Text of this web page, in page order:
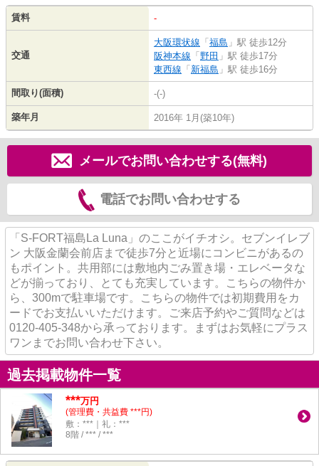
賃料 -
交通
大阪環状線 「 福島 」駅 徒歩12分
阪神本線 「 野田 」駅 徒歩17分
東西線 「 新福島 」駅 徒歩16分
間取り(面積) -(-)
築年月 2016年 1月(築10年)
メールでお問い合わせする(無料)
電話でお問い合わせする
「S-FORT福島La Luna」のここがイチオシ。セブンイレブ
ン 大阪金蘭会前店まで徒歩7分と近場にコンビニがあるの
もポイント。共用部には敷地内ごみ置き場・エレベータな
どが揃っており、とても充実しています。こちらの物件か
ら、300mで駐車場です。こちらの物件では初期費用をカ
ードでお支払いいただけます。ご来店予約やご質問などは
0120-405-348から承っております。まずはお気軽にプラス
ワンまでお問い合わせ下さい。
過去掲載物件一覧
***万円
(管理費・共益費 ***円)
敷：***｜礼：***
8階 / *** / ***